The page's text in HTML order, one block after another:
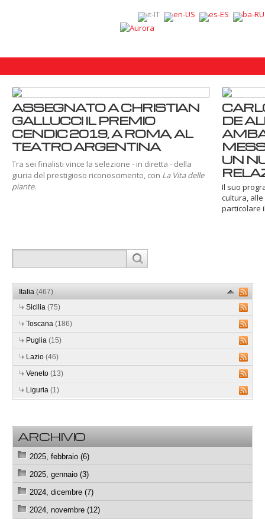
ASSEGNATO A CHRISTIAN
GALLUCCI IL PREMIO
CENDIC 2019, A ROMA, AL
TEATRO ARGENTINA
Tra sei finalisti vince la selezione - in diretta - della
giuria del prestigioso riconoscimento, con La Vita delle
piante.
DE
UN
Il suo
cultura,
particolare
Italia (467)
Sicilia (75)
Toscana (186)
Puglia (15)
Lazio (46)
Veneto (13)
Liguria (1)
ARCHIVIO
2025, febbraio (6)
2025, gennaio (3)
2024, dicembre (7)
2024, novembre (12)